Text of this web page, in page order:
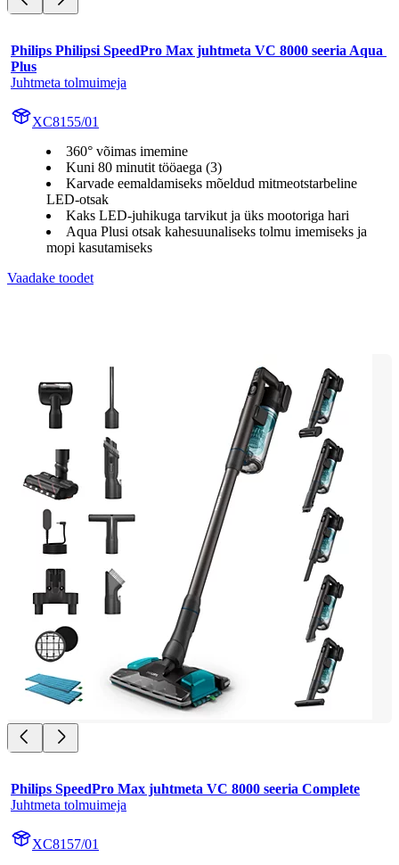
Philips Philipsi SpeedPro Max juhtmeta VC 8000 seeria Aqua
Plus
Juhtmeta tolmuimeja
XC8155/01
360° võimas imemine
Kuni 80 minutit tööaega (3)
Karvade eemaldamiseks mõeldud mitmeotstarbeline
LED-otsak
Kaks LED-juhikuga tarvikut ja üks mootoriga hari
Aqua Plusi otsak kahesuunaliseks tolmu imemiseks ja
mopi kasutamiseks
Vaadake toodet
Philips SpeedPro Max juhtmeta VC 8000 seeria Complete
Juhtmeta tolmuimeja
XC8157/01